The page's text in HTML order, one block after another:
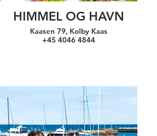
HIMMEL OG HAVN
Kaasen 79, Kolby Kaas
+45 4046 4844